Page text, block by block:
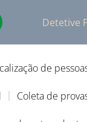
Detetive
de
Coleta de